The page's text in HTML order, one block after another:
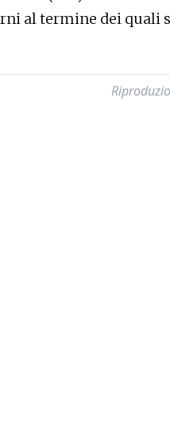
al termine dei quali